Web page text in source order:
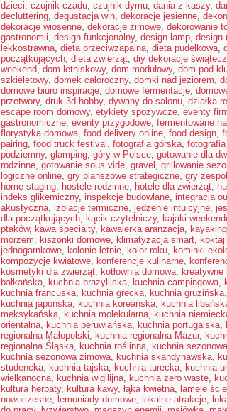
dzieci, czujnik czadu, czujnik dymu, dania z kaszy,
decluttering, degustacja win, dekoracje jesienne,
dekoracje wiosenne, dekoracje zimowe, dekorowanie
gastronomii, design funkcjonalny, design lamp, design
lekkostrawna, dieta przeciwzapalna, dieta pudełkowa,
początkujących, dieta zwierząt, diy dekoracje
weekend, dom letniskowy, dom modułowy, dom pod
szkieletowy, domek całoroczny, domki nad jeziorem,
domowe biuro inspiracje, domowe fermentacje,
przetwory, druk 3d hobby, dywany do salonu, działka
escape room domowy, etykiety spożywcze, eventy
gastronomiczne, eventy przygodowe, fermentowane
florystyka domowa, food delivery online, food design,
pairing, food truck festival , fotografia górska,
podziemny, glamping, góry w Polsce, gotowanie dla
rodzinne, gotowanie sous vide, gravel , grillowanie
logiczne online, gry planszowe strategiczne, gry
home staging, hostele rodzinne, hotele dla zwierząt,
indeks glikemiczny, inspekcje budowlane, integracja
akustyczna, izolacje termiczne, jedzenie intuicyjne,
dla początkujących, kącik czytelniczy, kajaki
ptaków, kawa specialty, kawalerka aranżacja, kayaking
morzem, kiszonki domowe, klimatyzacja smart,
jednogarnkowe, kolonie letnie, kolor roku, kominki
kompozycje kwiatowe, konferencje kulinarne,
kosmetyki dla zwierząt, kotłownia domowa, kreatywne
bałkańska, kuchnia brazylijska, kuchnia campingowa,
kuchnia francuska, kuchnia grecka, kuchnia gruzińska,
kuchnia japońska, kuchnia koreańska, kuchnia
meksykańska, kuchnia molekularna, kuchnia
orientalna, kuchnia peruwiańska, kuchnia portugalska,
regionalna Małopolski, kuchnia regionalna Mazur,
regionalna Śląska, kuchnia roślinna, kuchnia
kuchnia sezonowa zimowa, kuchnia skandynawska,
studencka, kuchnia tajska, kuchnia turecka, kuchnia
wielkanocna, kuchnia wigilijna, kuchnia zero waste,
kultura herbaty, kultura kawy, łąka kwietna, lamele
nowoczesne, lemoniady domowe, lokalne atrakcje,